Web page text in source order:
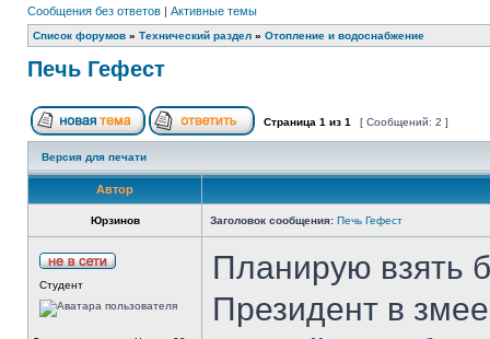
Сообщения без ответов | Активные темы
Список форумов » Технический раздел » Отопление и водоснабжение
Печь Гефест
Страница 1 из 1 [ Сообщений: 2 ]
Версия для печати
Автор
Юрзинов Заголовок сообщения: Печь Гефест
Студент
Планирую взять
Президент в